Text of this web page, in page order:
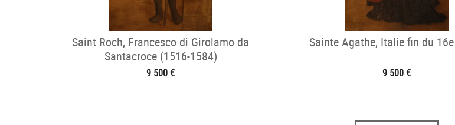
Saint Roch, Francesco di Girolamo da
Santacroce (1516-1584)
9 500 €
Sainte Agathe, Italie fin du
9 500 €